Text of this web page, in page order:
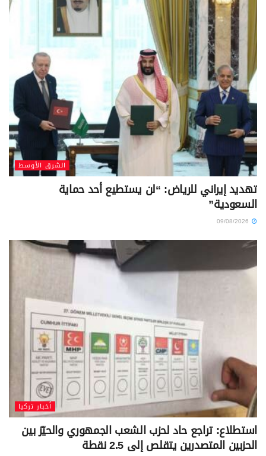
الشرق الأوسط
تهديد إيراني للرياض: “لن يستطيع أحد حماية
السعودية”
أخبار تركيا
استطلاع: تراجع حاد لحزب الشعب الجمهوري والحيّز بين
الحزبين المتصدرين يتقلص إلى 2.5 نقطة